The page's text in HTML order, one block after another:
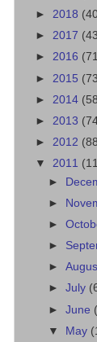
► 2018
► 2017
► 2016
► 2015
► 2014
► 2013
► 2012
▼ 2011
►
►
►
►
►
►July
►June
▼ May